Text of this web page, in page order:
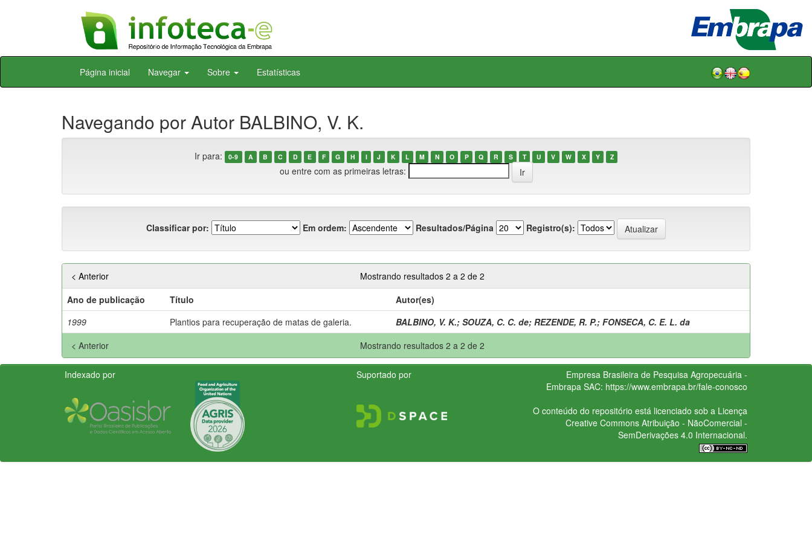
Skip
Página inicial Navegar Sobre Estatísticas
Navegando por Autor BALBINO, V. K.
Ir para: 0-9 A B C D E F G H I J K L M N O P Q R S T U V W X Y Z
ou entre com as primeiras letras:
Classificar por: Em ordem: Resultados/Página Registro(s):
Mostrando resultados 2 a 2 de 2
< Anterior
Ano de publicação
Título
Autor(es)
1999
Plantios para recuperação de matas de galeria. BALBINO, V. K.; SOUZA, C. C. de; REZENDE, R. P.; FONSECA, C. E. L. da
Mostrando resultados 2 a 2 de 2
< Anterior
Indexado por Suportado por
Empresa Brasileira de Pesquisa Agropecuária -
Embrapa SAC: https://www.embrapa.br/fale-conosco
O conteúdo do repositório está licenciado sob a Licença
Creative CommonsAtribuição - NãoComercial -
SemDerivações 4.0 Internacional.